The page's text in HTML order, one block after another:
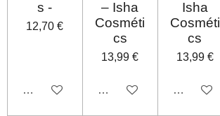
s -
12,70 €
Désactivé
– Isha
Cosméti
cs
13,99 €
Désactivé
Isha
Cosméti
cs
13,99 €
Désactivé